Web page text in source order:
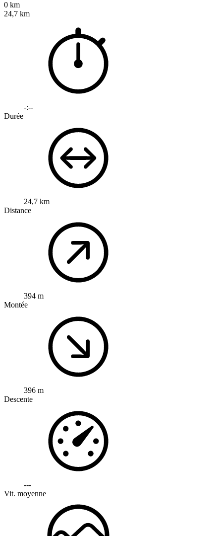
0 km
24,7 km
-:--
Durée
24,7 km
Distance
394 m
Montée
396 m
Descente
---
Vit. moyenne